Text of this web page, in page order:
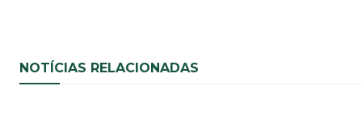
NOTÍCIAS RELACIONADAS